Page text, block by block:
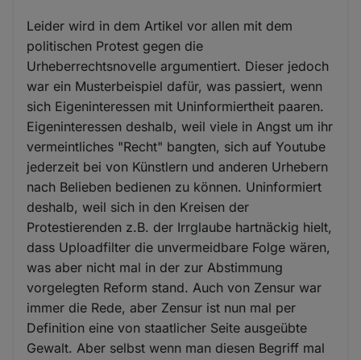
Leider wird in dem Artikel vor allen mit dem
politischen Protest gegen die
Urheberrechtsnovelle argumentiert. Dieser jedoch
war ein Musterbeispiel dafür, was passiert, wenn
sich Eigeninteressen mit Uninformiertheit paaren.
Eigeninteressen deshalb, weil viele in Angst um ihr
vermeintliches "Recht" bangten, sich auf Youtube
jederzeit bei von Künstlern und anderen Urhebern
nach Belieben bedienen zu können. Uninformiert
deshalb, weil sich in den Kreisen der
Protestierenden z.B. der Irrglaube hartnäckig hielt,
dass Uploadfilter die unvermeidbare Folge wären,
was aber nicht mal in der zur Abstimmung
vorgelegten Reform stand. Auch von Zensur war
immer die Rede, aber Zensur ist nun mal per
Definition eine von staatlicher Seite ausgeübte
Gewalt. Aber selbst wenn man diesen Begriff mal